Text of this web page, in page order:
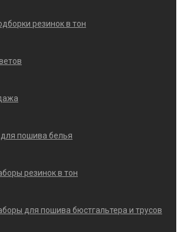
резинок в тон
пошива белья
резинок в тон
для пошива бюстгальтера и трусов